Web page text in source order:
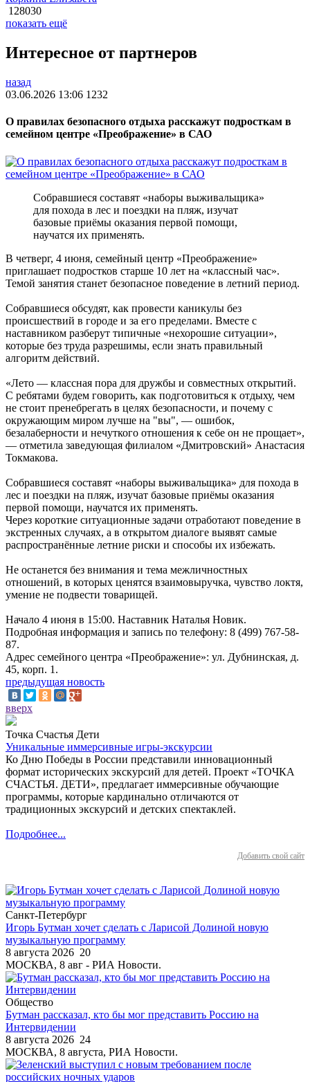
128030
показать ещё
Интересное от партнеров
назад
03.06.2026 13:06 1232
О правилах безопасного отдыха расскажут подросткам в
семейном центре «Преображение» в САО
Собравшиеся составят «наборы выживальщика»
для похода в лес и поездки на пляж, изучат
базовые приёмы оказания первой помощи,
научатся их применять.
В четверг, 4 июня, семейный центр «Преображение»
приглашает подростков старше 10 лет на «классный час».
Темой занятия станет безопасное поведение в летний период.
Собравшиеся обсудят, как провести каникулы без
происшествий в городе и за его пределами. Вместе с
наставником разберут типичные «нехорошие ситуации»,
которые без труда разрешимы, если знать правильный
алгоритм действий.
«Лето — классная пора для дружбы и совместных открытий.
С ребятами будем говорить, как подготовиться к отдыху, чем
не стоит пренебрегать в целях безопасности, и почему с
окружающим миром лучше на "вы", — ошибок,
безалаберности и нечуткого отношения к себе он не прощает»,
— отметила заведующая филиалом «Дмитровский» Анастасия
Токмакова.
Собравшиеся составят «наборы выживальщика» для похода в
лес и поездки на пляж, изучат базовые приёмы оказания
первой помощи, научатся их применять.
Через короткие ситуационные задачи отработают поведение в
экстренных случаях, а в открытом диалоге выявят самые
распространённые летние риски и способы их избежать.
Не останется без внимания и тема межличностных
отношений, в которых ценятся взаимовыручка, чувство локтя,
умение не подвести товарищей.
Начало 4 июня в 15:00. Наставник Наталья Новик.
Подробная информация и запись по телефону: 8 (499) 767-58-
87.
Адрес семейного центра «Преображение»: ул. Дубнинская, д.
45, корп. 1.
предыдущая новость
вверх
Точка Счастья Дети
Уникальные иммерсивные игры-экскурсии
Ко Дню Победы в России представили инновационный
формат исторических экскурсий для детей. Проект «ТОЧКА
СЧАСТЬЯ. ДЕТИ», предлагает иммерсивные обучающие
программы, которые кардинально отличаются от
традиционных экскурсий и детских спектаклей.
Подробнее...
Добавить свой сайт
Санкт-Петербург
Игорь Бутман хочет сделать с Ларисой Долиной новую
музыкальную программу
8 августа 2026 20
МОСКВА, 8 авг - РИА Новости.
Общество
Бутман рассказал, кто бы мог представить Россию на
Интервидении
8 августа 2026 24
МОСКВА, 8 августа, РИА Новости.